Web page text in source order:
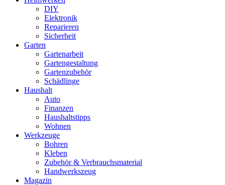
DIY
Elektronik
Reparieren
Sicherheit
Garten
Gartenarbeit
Gartengestaltung
Gartenzubehör
Schädlinge
Haushalt
Auto
Finanzen
Haushaltstipps
Wohnen
Werkzeuge
Bohren
Kleben
Zubehör & Verbrauchsmaterial
Handwerkszeug
Magazin